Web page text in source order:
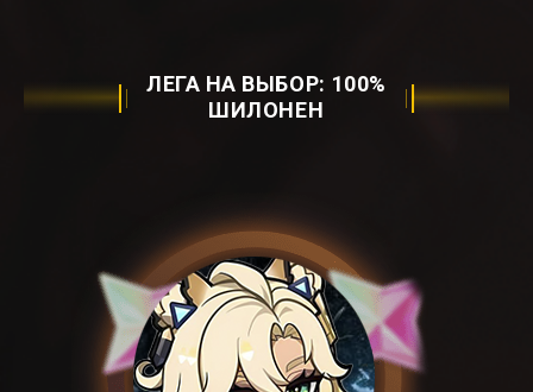
ЛЕГА НА ВЫБОР: ㅤ100%
ШИЛОНЕНㅤ